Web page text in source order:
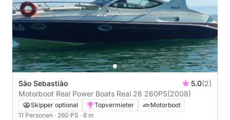
São Sebastião 5.0(2)
Motorboot Real Power Boats Real 26 260PS(2008)
Skipper optional Topvermieter
Motorboot
11 Personen · 260 PS · 8 m